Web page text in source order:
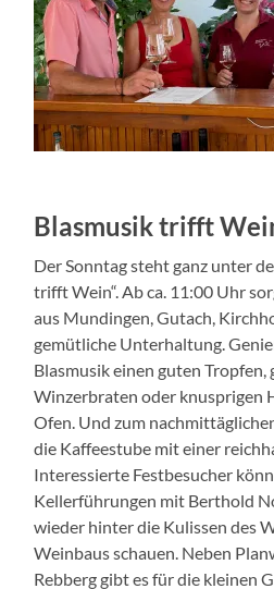
Blasmusik trifft
Der Sonntag steht ganz unter
trifft Wein“. Ab ca. 11:00 Uhr
aus Mundingen, Gutach,
gemütliche Unterhaltung.
Blasmusik einen guten
Winzerbraten oder knusprigen
Ofen. Und zum
die Kaffeestube mit einer
Interessierte Festbesucher
Kellerführungen mit Berthold
wieder hinter die Kulissen des
Weinbaus schauen. Neben
Rebberg gibt es für die kleinen